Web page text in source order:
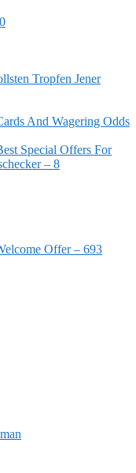
Tropfen Jener
And Wagering Odds
Special Offers For
– 8
Offer – 693